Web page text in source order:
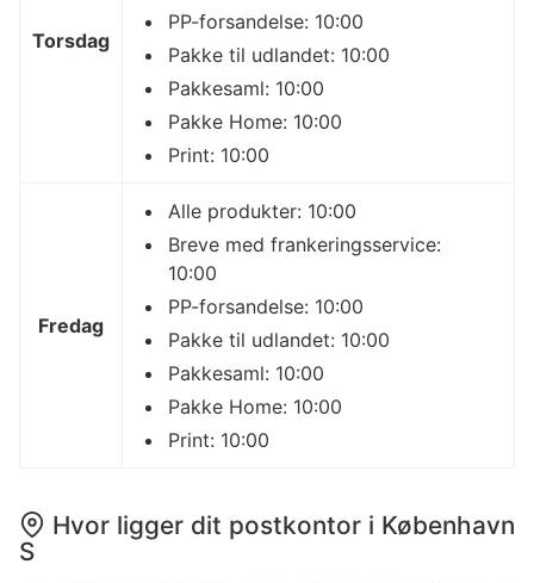
Torsdag
PP-forsandelse: 10:00
Pakke til udlandet: 10:00
Pakkesaml: 10:00
Pakke Home: 10:00
Print: 10:00
Fredag
Alle produkter: 10:00
Breve med frankeringsservice:
10:00
PP-forsandelse: 10:00
Pakke til udlandet: 10:00
Pakkesaml: 10:00
Pakke Home: 10:00
Print: 10:00
Hvor ligger dit postkontor i København
S